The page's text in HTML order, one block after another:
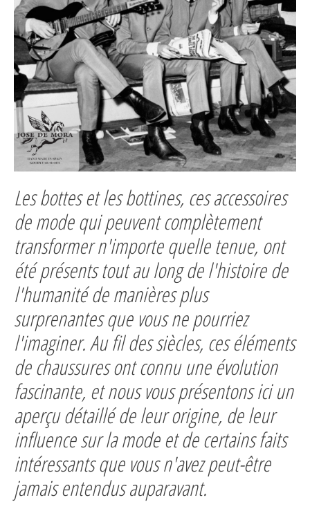
Les bottes et les bottines, ces accessoires
de mode qui peuvent complètement
transformer n'importe quelle tenue, ont
été présents tout au long de l'histoire de
l'humanité de manières plus
surprenantes que vous ne pourriez
l'imaginer. Au fil des siècles, ces éléments
de chaussures ont connu une évolution
fascinante, et nous vous présentons ici un
aperçu détaillé de leur origine, de leur
influence sur la mode et de certains faits
intéressants que vous n'avez peut-être
jamais entendus auparavant.